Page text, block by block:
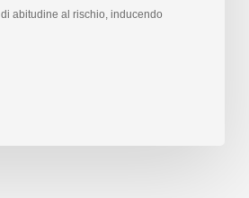
abitudine al rischio, inducendo